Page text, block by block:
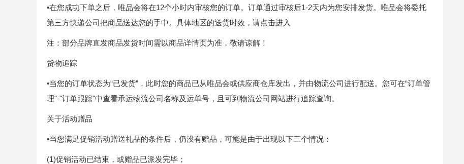
•在您成功下单之后，唯品会将在12个小时内审核您的订单。订单通过审核后1-2天内为您安排发货。唯品会将委托
第三方快递公司把商品送达您的手中。具体地区的送货时效，请点击进入
注：部分品牌直发商品发货时间需以商品详情页为准，敬请谅解！
货物追踪
•当您的订单状态为“已发货”，此时您的商品已从唯品会或供应商仓库发出，并由物流公司进行配送。您可在“订单管
理"-"订单跟踪"中查看承运物流公司名称及运单号，且可到物流公司网站进行追踪查询。
关于活动赠品
•当您满足促销活动赠送礼品的条件后，仍没有赠品，可能是由于出现以下三个情况：
(1)促销活动已结束，或赠品已派发完毕；